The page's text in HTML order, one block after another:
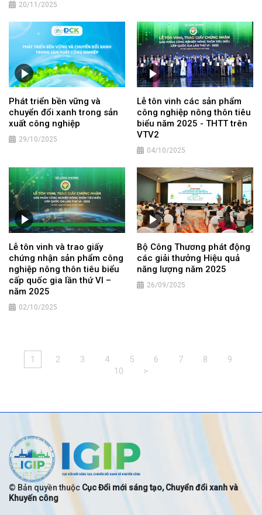
20/11/2025
Phát triển bền vững và
chuyển đổi xanh trong sản
xuất công nghiệp
29/10/2025
Lễ tôn vinh các sản phẩm
công nghiệp nông thôn tiêu
biểu năm 2025 - THTT trên
VTV2
04/10/2025
Lễ tôn vinh và trao giấy
chứng nhận sản phẩm công
nghiệp nông thôn tiêu biểu
cấp quốc gia lần thứ VI –
năm 2025
02/10/2025
Bộ Công Thương phát động
các giải thưởng Hiệu quả
năng lượng năm 2025
26/09/2025
1 2 3 4 5 6 7 8
9
10
>
© Bản quyền thuộc Cục Đổi mới sáng tạo, Chuyển đổi xanh và
Khuyến công